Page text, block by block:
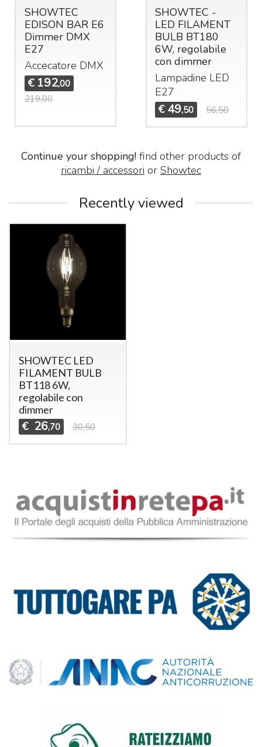
SHOWTEC
EDISON BAR E6
Dimmer DMX
E27
Accecatore DMX
€ 192,00
219,00
SHOWTEC -
LED FILAMENT
BULB BT180
6W, regolabile
con dimmer
Lampadine LED
E27
€ 49,50 56,50
Continue your shopping! find other products of
ricambi / accessori or Showtec
Recently viewed
SHOWTEC LED
FILAMENT BULB
BT118 6W,
regolabile con
dimmer
€ 26,70 30,50